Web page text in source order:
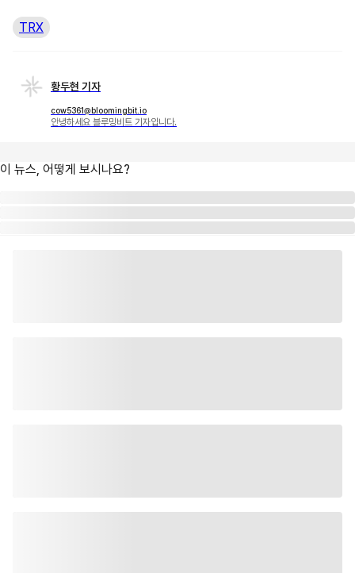
TRX
황두현 기자
cow5361@bloomingbit.io
안녕하세요 블루밍비트 기자입니다.
이 뉴스, 어떻게 보시나요?